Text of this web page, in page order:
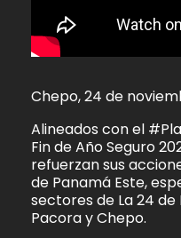
Chepo, 24 de
Alineados con el
Fin de Año Seguro
refuerzan sus
de Panamá Este,
sectores de La 24 de
Pacora y Chepo.